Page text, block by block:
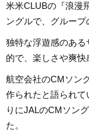
米米CLUBの『浪漫
ングルで、グループ
独特な浮遊感のあ
的で、楽しさや爽快
航空会社のCMソン
作られたと語られ
りにJALのCMソン
た。